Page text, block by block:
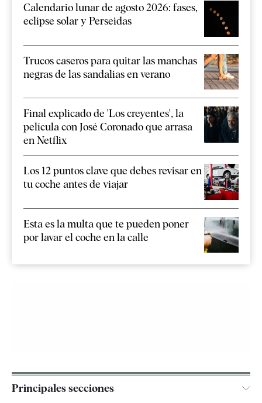
Calendario lunar de agosto 2026: fases,
eclipse solar y Perseidas
Trucos caseros para quitar las manchas
negras de las sandalias en verano
Final explicado de 'Los creyentes', la
película con José Coronado que arrasa
en Netflix
Los 12 puntos clave que debes revisar en
tu coche antes de viajar
Esta es la multa que te pueden poner
por lavar el coche en la calle
Principales secciones